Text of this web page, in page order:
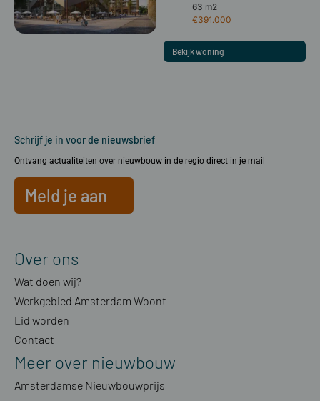
63 m2
€391.000
Bekijk woning
Schrijf je in voor de nieuwsbrief
Ontvang actualiteiten over nieuwbouw in de regio direct in je mail
Meld je aan
Over ons
Wat doen wij?
Werkgebied Amsterdam Woont
Lid worden
Contact
Meer over nieuwbouw
Amsterdamse Nieuwbouwprijs